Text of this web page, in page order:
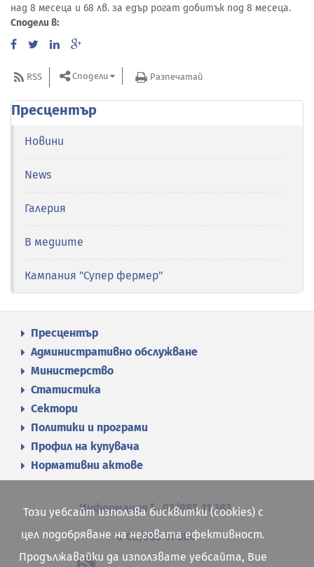
над 8 месеца и 68 лв. за едър рогат добитък под 8 месеца.
Сподели в:
RSS Сподели Разпечатай
Пресцентър
Новини
News
Галерия
В медиите
Кампания "Супер фермер"
Пресцентър
Административно обслужване
Министерство
Статистика
Сектори
Политики и програми
Профил на купувача
Нормативни актове
Информация 02/985 11 383
02/985 11 384
Този уебсайт използва бисквитки (cookies) с
цел подобряване на неговата ефективност.
Продължавайки да използвате уебсайта, Вие